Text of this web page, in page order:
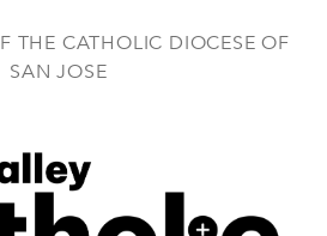
THE CATHOLIC DIOCESE OF
SAN JOSE